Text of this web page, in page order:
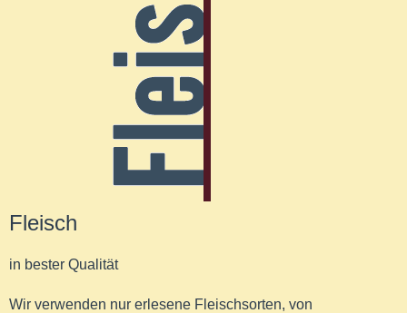
Fleisch
in bester Qualität
Wir verwenden nur erlesene Fleischsorten, von